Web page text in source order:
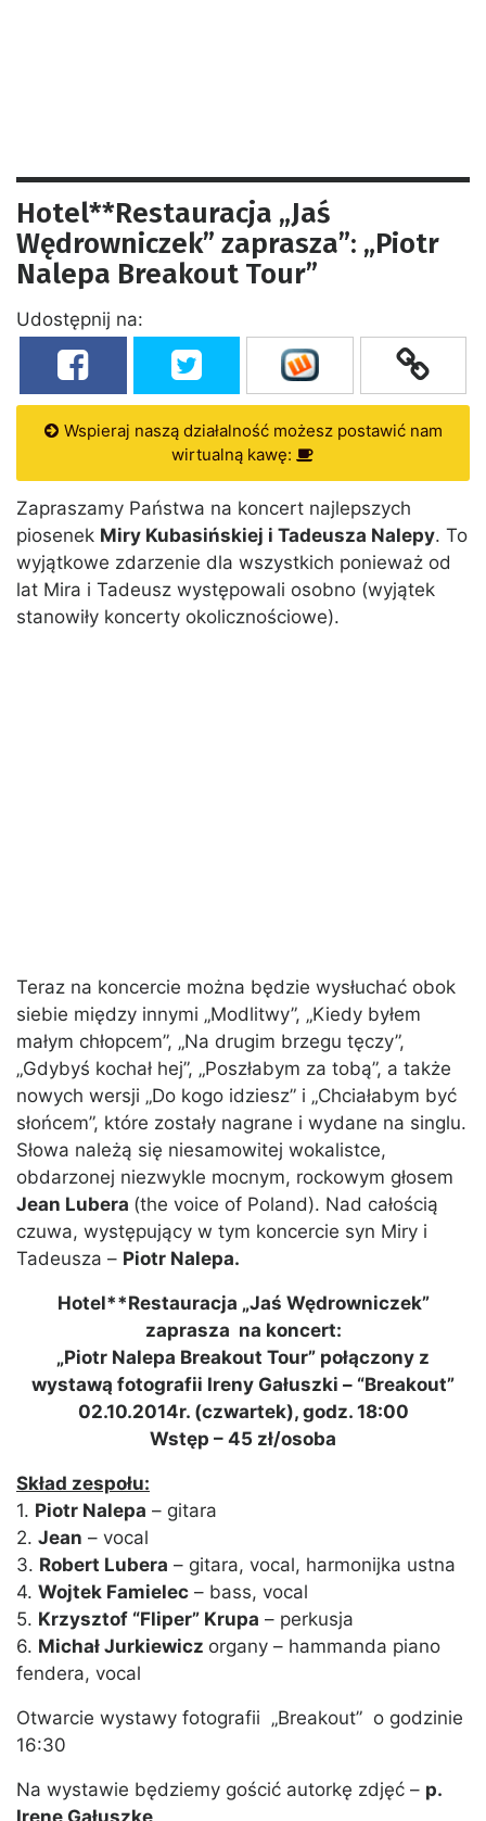
Hotel**Restauracja „Jaś
Wędrowniczek” zaprasza”: „Piotr
Nalepa Breakout Tour”
Udostępnij na:
Wspieraj naszą działalność możesz postawić nam
wirtualną kawę:
Zapraszamy Państwa na koncert najlepszych
piosenek Miry Kubasińskiej i Tadeusza Nalepy. To
wyjątkowe zdarzenie dla wszystkich ponieważ od
lat Mira i Tadeusz występowali osobno (wyjątek
stanowiły koncerty okolicznościowe).
Teraz na koncercie można będzie wysłuchać obok
siebie między innymi „Modlitwy”, „Kiedy byłem
małym chłopcem”, „Na drugim brzegu tęczy”,
„Gdybyś kochał hej”, „Poszłabym za tobą”, a także
nowych wersji „Do kogo idziesz” i „Chciałabym być
słońcem”, które zostały nagrane i wydane na singlu.
Słowa należą się niesamowitej wokalistce,
obdarzonej niezwykle mocnym, rockowym głosem
Jean Lubera (the voice of Poland). Nad całością
czuwa, występujący w tym koncercie syn Miry i
Tadeusza – Piotr Nalepa.
Hotel**Restauracja „Jaś Wędrowniczek”
zaprasza na koncert:
„Piotr Nalepa Breakout Tour” połączony z
wystawą fotografii Ireny Gałuszki – “Breakout”
02.10.2014r. (czwartek), godz. 18:00
Wstęp – 45 zł/osoba
Skład zespołu:
1. Piotr Nalepa – gitara
2. Jean – vocal
3. Robert Lubera – gitara, vocal, harmonijka ustna
4. Wojtek Famielec – bass, vocal
5. Krzysztof “Fliper” Krupa – perkusja
6. Michał Jurkiewicz organy – hammanda piano
fendera, vocal
Otwarcie wystawy fotografii „Breakout” o godzinie
16:30
Na wystawie będziemy gościć autorkę zdjęć – p.